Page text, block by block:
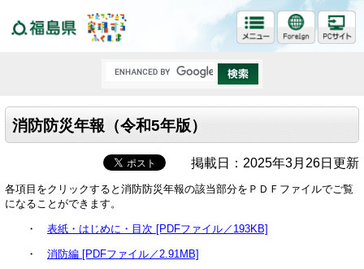
消防防災年報（令和5年版）
掲載日：2025年3月26日更新
各項目をクリックすると消防防災年報の該当部分をＰＤＦファイルでご覧
になることができます。
・ 表紙・はじめに・目次 [PDFファイル／193KB]
・ 消防編 [PDFファイル／2.91MB]